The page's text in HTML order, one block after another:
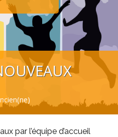
par l’équipe d’accueil